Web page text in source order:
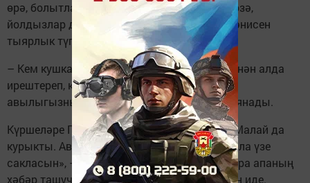
өрә, болытлар арасыннан тонык кына ай йөзә,
йолдызлар да качып беткән иде кебек. Тик әнисен
тыярлык түгел иде шул:
– Кем кушкан сезгә минем тормышны үземнән алда
ирештереп, кортканы борчырга! Ут төртәм,
авылыгызны яндырам, белегез аны, – дип янады.
Күршеләре Гөлнара апаның коты алынды. Малай да
курыкты. Авылда су юк бит... «Пужардан Алла үзе
сакласын», – дип кенә торалар. Ярый Гөлнара апаның
хәбәр ташучы кызы шәһәргә китеп өлгергән иде.